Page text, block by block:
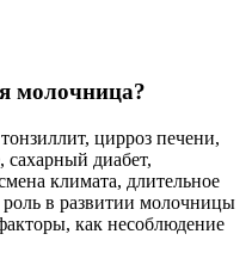
молочница?
цирроз печени,
сахарный диабет,
климата, длительное
в развитии молочницы
как несоблюдение